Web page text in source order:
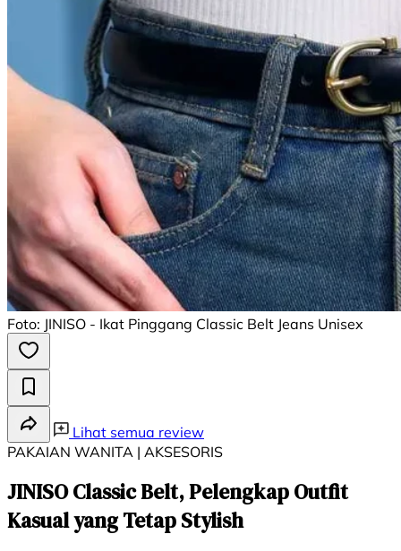
Foto: JINISO - Ikat Pinggang Classic Belt Jeans Unisex
Lihat semua review
PAKAIAN WANITA | AKSESORIS
JINISO Classic Belt, Pelengkap Outfit
Kasual yang Tetap Stylish